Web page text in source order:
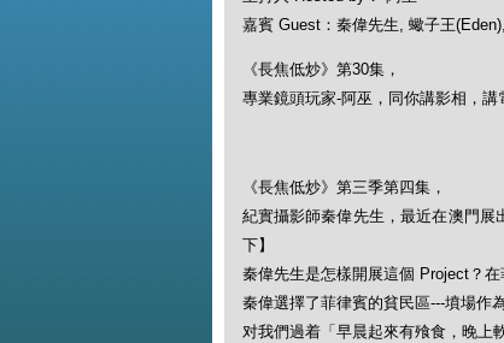
嘉賓 Guest：秦偉先生, 蠍子王
《長焦低炒》第30集，
專業鏡頭玩家-阿巫，同你講影相，講
《長焦低炒》第三季第四集，
紀實攝影師秦偉先生，最近在澳門展
下】
秦偉先生是怎樣開展這個 Project？
秦偉選擇了菲律賓的貧民區---墳場作
对我們過着「早晨起來有飱食，晚上